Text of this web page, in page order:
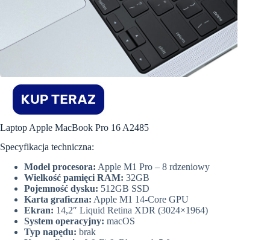
Laptop Apple MacBook Pro 16 A2485
Specyfikacja techniczna:
Model procesora: Apple M1 Pro – 8 rdzeniowy
Wielkość pamięci RAM: 32GB
Pojemność dysku: 512GB SSD
Karta graficzna: Apple M1 14-Core GPU
Ekran: 14,2″ Liquid Retina XDR (3024×1964)
System operacyjny: macOS
Typ napędu: brak